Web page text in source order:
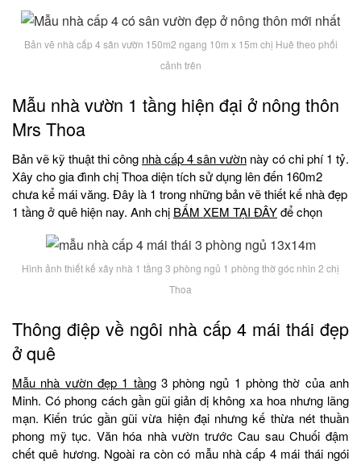
Bản vẽ nhà cấp 4 sân vườn 150m2 ngang 10m x 15m chị Huê theo phối
cảnh trên
Mẫu nhà vườn 1 tầng hiện đại ở nông thôn
Mrs Thoa
Bản vẽ kỹ thuật thi công nhà cấp 4 sân vườn này có chi phí 1 tỷ.
Xây cho gia đình chị Thoa diện tích sử dụng lên đến 160m2
chưa kể mái văng. Đây là 1 trong những bản vẽ thiết kế nhà đẹp
1 tầng ở quê hiện nay. Anh chị BẤM XEM TẠI ĐÂYđể chọn
Hình ảnh thiết kế xây nhà 1 tầng 3 phòng ngủ 1 phòng thờ góc nhìn 2 chị
Thoa
Thông điệp về ngôi nhà cấp 4 mái thái đẹp
ở quê
Mẫu nhà vườn đẹp 1 tầng3 phòng ngủ 1 phòng thờ của anh
Minh. Có phong cách gần gũi giản dị không xa hoa nhưng lãng
mạn. Kiến trúc gần gũi vừa hiện đại nhưng kế thừa nét thuần
phong mỹ tục. Văn hóa nhà vườn trước Cau sau Chuối đậm
chết quê hương. Ngoài ra còn có mẫu nhà cấp 4 mái thái ngói